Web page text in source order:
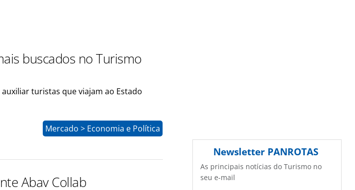
buscados no Turismo
turistas que viajam ao Estado
Mercado > Economia e Política
Abav Collab
Newsletter PANROTAS
As principais notícias do Turismo no
seu e-mail